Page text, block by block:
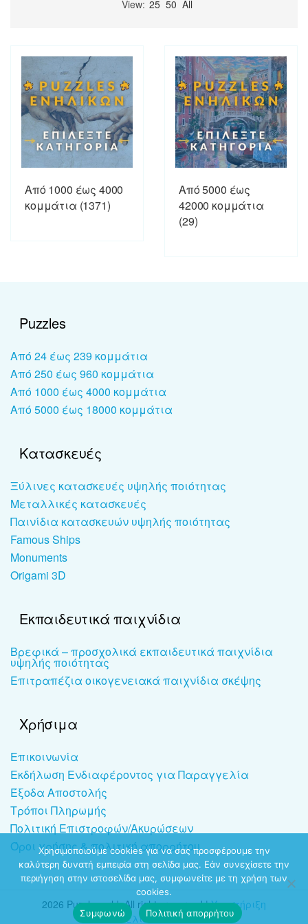
View: 25 50 All
Από 1000 έως 4000
κομμάτια (1371)
Από 5000 έως
42000 κομμάτια
(29)
Puzzles
Από 24 έως 239 κομμάτια
Από 250 έως 960 κομμάτια
Από 1000 έως 4000 κομμάτια
Από 5000 έως 18000 κομμάτια
Κατασκευές
Ξύλινες κατασκευές υψηλής ποιότητας
Μεταλλικές κατασκευές
Παινίδια κατασκευών υψηλής ποιότητας
Famous Ships
Monuments
Origami 3D
Εκπαιδευτικά παιχνίδια
Βρεφικά – προσχολικά εκπαιδευτικά παιχνίδια
υψηλής ποιότητας
Επιτραπέζια οικογενειακά παιχνίδια σκέψης
Χρήσιμα
Επικοινωνία
Εκδήλωση Ενδιαφέροντος για Παραγγελία
Έξοδα Αποστολής
Τρόποι Πληρωμής
Πολιτική Επιστροφών/Ακυρώσεων
Όροι χρήσης & πολιτική απορρήτου
2026 Puzzleworld. All rights reserved |Υποστήριξη
ιστοσελίδων-dezitech.
Χρησιμοποιούμε cookies για να σας προσφέρουμε την
καλύτερη δυνατή εμπειρία στη σελίδα μας. Εάν συνεχίσετε την
περιήγηση στην ιστοσελίδα μας, συμφωνείτε με τη χρήση των
cookies.
Συμφωνώ
Πολιτική απορρήτου